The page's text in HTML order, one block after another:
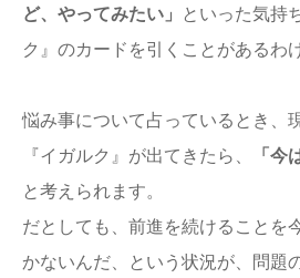
ど、やってみたい」 といった気持
ク』のカードを引くことがあるわ
悩み事について占っているとき、
『イガルク』が出てきたら、
「今
と考えられます。
だとしても、前進を続けることを
かないんだ、という状況が、問題